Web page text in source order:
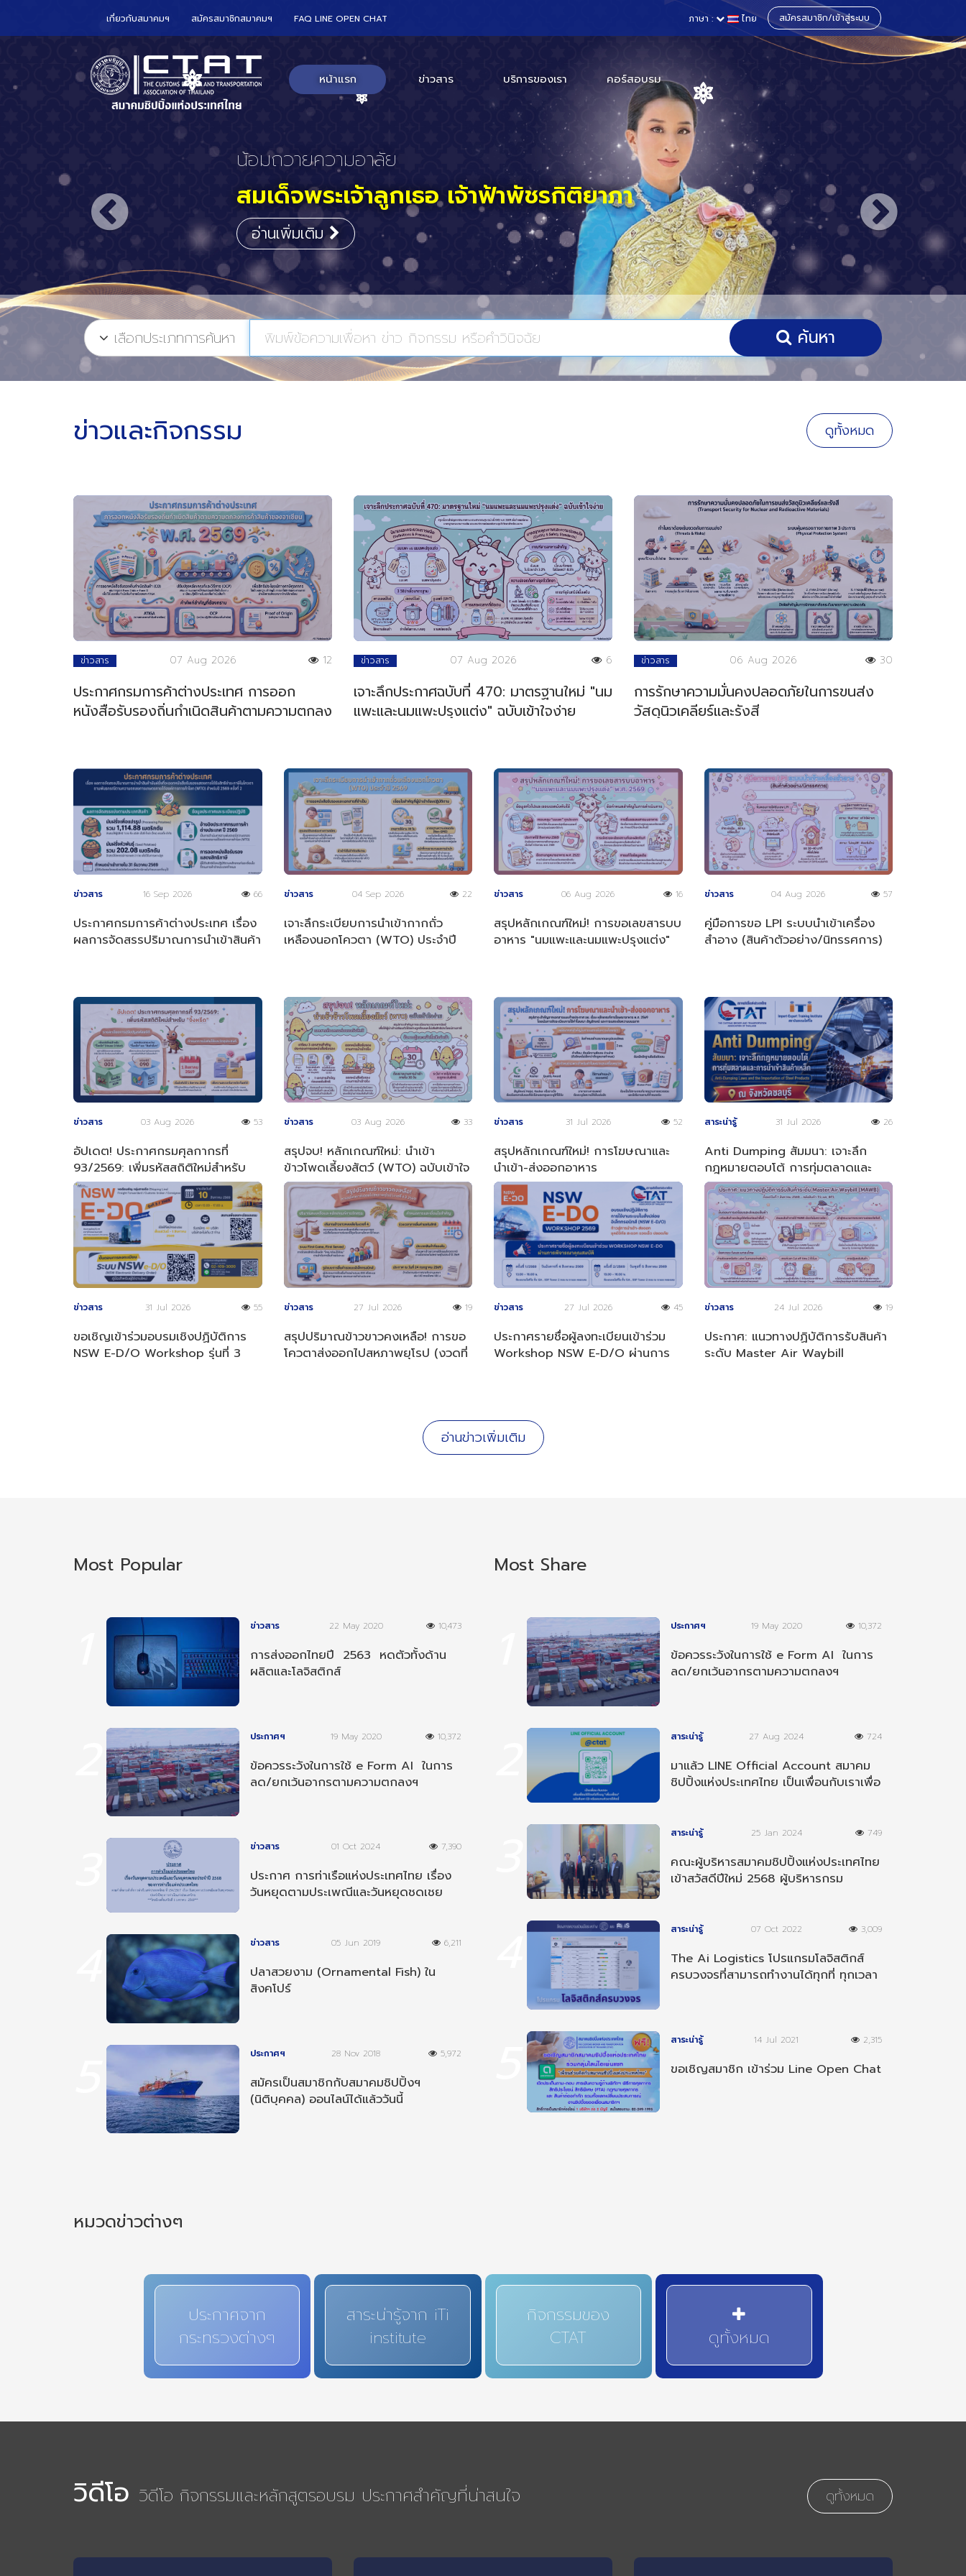
CTAT เข้าร่วมงานสัมมนา
ร่วมกับสถานเอกอัครราชทูตสหรัฐอเมริกาและสหราช
อาณาจักร
ประจำประเทศไทย
อ่านเพิ่มเติม
เกี่ยวกับสมาคมฯ สมัครสมาชิกสมาคมฯ FAQ LINE OPEN CHAT ภาษา : ไทย สมัครสมาชิก/เข้าสู่ระบบ
หน้าแรก ข่าวสาร บริการของเรา คอร์สอบรม
เลือกประเภทการค้นหา ค้นหา
ข่าวและกิจกรรม ดูทั้งหมด
ข่าวสาร 07 Aug 2026 12
ประกาศกรมการค้าต่างประเทศ การออก
หนังสือรับรองถิ่นกำเนิดสินค้าตามความตกลง
ข่าวสาร 07 Aug 2026 6
เจาะลึกประกาศฉบับที่ 470: มาตรฐานใหม่ "นม
แพะและนมแพะปรุงแต่ง" ฉบับเข้าใจง่าย
ข่าวสาร 06 Aug 2026 30
การรักษาความมั่นคงปลอดภัยในการขนส่ง
วัสดุนิวเคลียร์และรังสี
ข่าวสาร 16 Sep 2026 66
ประกาศกรมการค้าต่างประเทศ เรื่อง
ผลการจัดสรรปริมาณการนำเข้าสินค้า
ข่าวสาร 04 Sep 2026 22
เจาะลึกระเบียบการนำเข้ากากถั่ว
เหลืองนอกโควตา (WTO) ประจำปี
ข่าวสาร 06 Aug 2026 16
สรุปหลักเกณฑ์ใหม่! การขอเลขสารบบ
อาหาร "นมแพะและนมแพะปรุงแต่ง"
ข่าวสาร 04 Aug 2026 57
คู่มือการขอ LPI ระบบนำเข้าเครื่อง
สำอาง (สินค้าตัวอย่าง/นิทรรศการ)
ข่าวสาร 03 Aug 2026 53
อัปเดต! ประกาศกรมศุลกากรที่
93/2569: เพิ่มรหัสสถิติใหม่สำหรับ
"จิ้งหรีด"
ข่าวสาร 03 Aug 2026 33
สรุปจบ! หลักเกณฑ์ใหม่: นำเข้า
ข้าวโพดเลี้ยงสัตว์ (WTO) ฉบับเข้าใจ
ง่าย
ข่าวสาร 31 Jul 2026 52
สรุปหลักเกณฑ์ใหม่! การโฆษณาและ
นำเข้า-ส่งออกอาหาร
สาระน่ารู้ 31 Jul 2026 26
Anti Dumping สัมมนา: เจาะลึก
กฎหมายตอบโต้ การทุ่มตลาดและ
การนำเข้าสินค้าเหล็ก
ข่าวสาร 31 Jul 2026 55
ขอเชิญเข้าร่วมอบรมเชิงปฏิบัติการ
NSW E-D/O Workshop รุ่นที่ 3
ข่าวสาร 27 Jul 2026 19
สรุปปริมาณข้าวขาวคงเหลือ! การขอ
โควตาส่งออกไปสหภาพยุโรป (งวดที่
ข่าวสาร 27 Jul 2026 45
ประกาศรายชื่อผู้ลงทะเบียนเข้าร่วม
Workshop NSW E-D/O ผ่านการ
ข่าวสาร 24 Jul 2026 19
ประกาศ: แนวทางปฏิบัติการรับสินค้า
ระดับ Master Air Waybill
อ่านข่าวเพิ่มเติม
Most Popular
ข่าวสาร 22 May 2020 10,473
การส่งออกไทยปี 2563 หดตัวทั้งด้าน
ผลิตและโลจิสติกส์
ประกาศฯ 19 May 2020 10,372
ข้อควรระวังในการใช้ e Form AI ในการ
ลด/ยกเว้นอากรตามความตกลงฯ
ข่าวสาร 01 Oct 2024 7,390
ประกาศ การท่าเรือแห่งประเทศไทย เรื่อง
วันหยุดตามประเพณีและวันหยุดชดเชย
ข่าวสาร 05 Jun 2019 6,211
ปลาสวยงาม (Ornamental Fish) ใน
สิงคโปร์
ประกาศฯ 28 Nov 2018 5,972
สมัครเป็นสมาชิกกับสมาคมชิปปิ้งฯ
(นิติบุคคล) ออนไลน์ได้แล้ววันนี้
Most Share
ประกาศฯ 19 May 2020 10,372
ข้อควรระวังในการใช้ e Form AI ในการ
ลด/ยกเว้นอากรตามความตกลงฯ
สาระน่ารู้ 27 Aug 2024 724
มาแล้ว LINE Official Account สมาคม
ชิปปิ้งแห่งประเทศไทย เป็นเพื่อนกับเราเพื่อ
สาระน่ารู้ 25 Jan 2024 749
คณะผู้บริหารสมาคมชิปปิ้งแห่งประเทศไทย
เข้าสวัสดีปีใหม่ 2568 ผู้บริหารกรม
สาระน่ารู้ 07 Oct 2022 3,009
The Ai Logistics โปรแกรมโลจิสติกส์
ครบวงจรที่สามารถทำงานได้ทุกที่ ทุกเวลา
สาระน่ารู้ 14 Jul 2021 2,315
ขอเชิญสมาชิก เข้าร่วม Line Open Chat
หมวดข่าวต่างๆ
ประกาศจาก
กระทรวงต่างๆ
สาระน่ารู้จาก iTi
institute
กิจกรรมของ
CTAT
ดูทั้งหมด
วิดีโอ วิดีโอ กิจกรรมและหลักสูตรอบรม ประกาศสำคัญที่น่าสนใจ ดูทั้งหมด